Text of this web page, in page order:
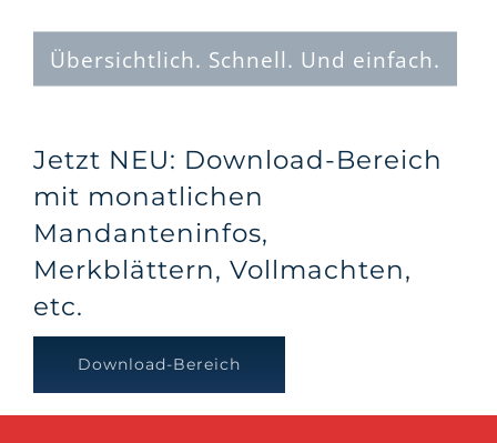
Übersichtlich. Schnell. Und einfach.
Jetzt NEU: Download-Bereich
mit monatlichen
Mandanteninfos,
Merkblättern, Vollmachten,
etc.
Download-Bereich